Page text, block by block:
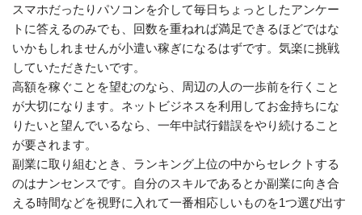
スマホだったりパソコンを介して毎日ちょっとしたアンケー
トに答えるのみでも、回数を重ねれば満足できるほどではな
いかもしれませんが小遣い稼ぎになるはずです。気楽に挑戦
していただきたいです。
高額を稼ぐことを望むのなら、周辺の人の一歩前を行くこと
が大切になります。ネットビジネスを利用してお金持ちにな
りたいと望んでいるなら、一年中試行錯誤をやり続けること
が要されます。
副業に取り組むとき、ランキング上位の中からセレクトする
のはナンセンスです。自分のスキルであるとか副業に向き合
える時間などを視野に入れて一番相応しいものを1つ選び出す